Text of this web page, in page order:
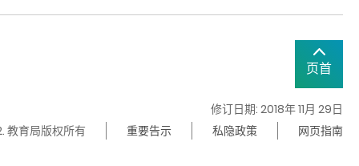
页首
修订日期: 2018年 11月 29日
教育局版权所有
重要告示 私隐政策 网页指南